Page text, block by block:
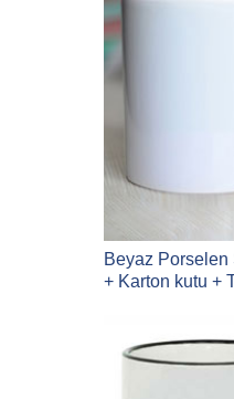
Beyaz
+ Karton kutu +